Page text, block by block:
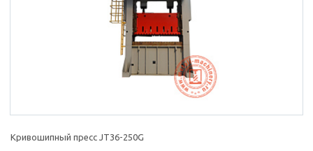
Кривошипный пресс JT36-250G